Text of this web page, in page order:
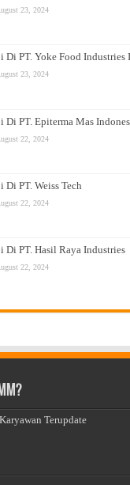
23, 2024
Di PT. Yoke Food Industries
23, 2024
Di PT. Epiterma Mas
22, 2024
Di PT. Weiss Tech
22, 2024
Di PT. Hasil Raya Industries
22, 2024
Terupdate